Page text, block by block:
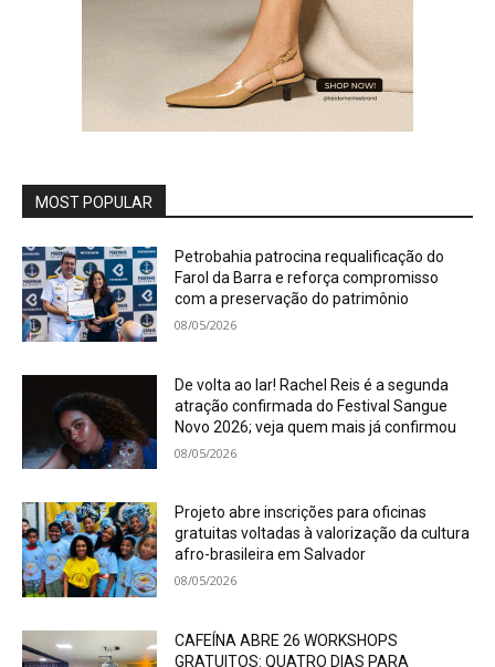
MOST POPULAR
Petrobahia patrocina requalificação do
Farol da Barra e reforça compromisso
com a preservação do patrimônio
08/05/2026
De volta ao lar! Rachel Reis é a segunda
atração confirmada do Festival Sangue
Novo 2026; veja quem mais já confirmou
08/05/2026
Projeto abre inscrições para oficinas
gratuitas voltadas à valorização da cultura
afro-brasileira em Salvador
08/05/2026
CAFEÍNA ABRE 26 WORKSHOPS
GRATUITOS: QUATRO DIAS PARA